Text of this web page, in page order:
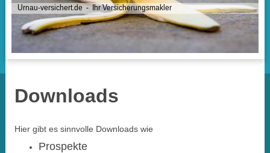
Urnau-versichert.de - Ihr Versicherungsmakler
Downloads
Hier gibt es sinnvolle Downloads wie
Prospekte